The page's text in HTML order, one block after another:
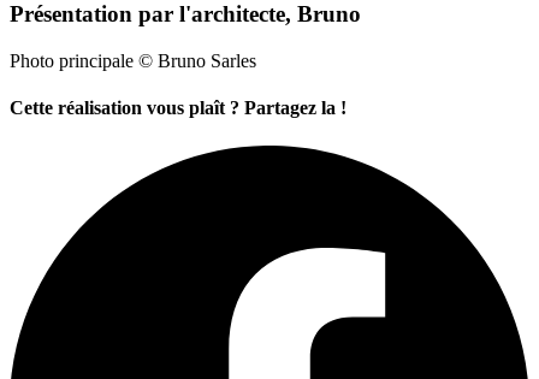
Présentation par l'architecte, Bruno
Photo principale © Bruno Sarles
Cette réalisation vous plaît ? Partagez la !